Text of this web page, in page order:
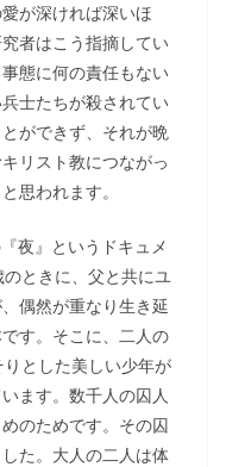
が深ければ深いほ
者はこう指摘してい
態に何の責任もない
士たちが殺されてい
ができず、それが晩
リスト教につながっ
思われます。
夜』というドキュメ
ときに、父と共にユ
偶然が重なり生き延
す。そこに、二人の
とした美しい少年が
ます。数千人の囚人
のためです。その囚
た。大人の二人は体